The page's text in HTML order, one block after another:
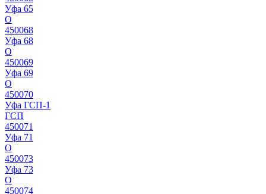
Уфа 65
О
450068
Уфа 68
О
450069
Уфа 69
О
450070
Уфа ГСП-1
ГСП
450071
Уфа 71
О
450073
Уфа 73
О
450074